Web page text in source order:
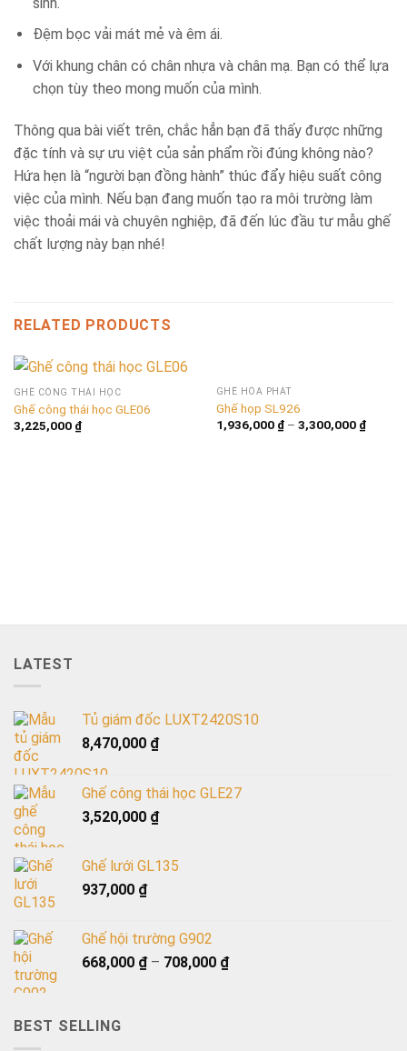
Đệm bọc vải mát mẻ và êm ái.
Với khung chân có chân nhựa và chân mạ. Bạn có thể lựa
chọn tùy theo mong muốn của mình.
Thông qua bài viết trên, chắc hẳn bạn đã thấy được những
đặc tính và sự ưu việt của sản phẩm rồi đúng không nào?
Hứa hẹn là “người bạn đồng hành” thúc đẩy hiệu suất công
việc của mình. Nếu bạn đang muốn tạo ra môi trường làm
việc thoải mái và chuyên nghiệp, đã đến lúc đầu tư mẫu ghế
chất lượng này bạn nhé!
RELATED PRODUCTS
GHẾ CÔNG THÁI HỌC
Ghế công thái học GLE06
3,225,000 ₫
GHẾ HÒA PHÁT
Ghế họp SL926
1,936,000 ₫– 3,300,000 ₫
LATEST
Tủ giám đốc LUXT2420S10
8,470,000 ₫
Ghế công thái học GLE27
3,520,000 ₫
Ghế lưới GL135
937,000 ₫
Ghế hội trường G902
668,000 ₫– 708,000 ₫
BEST SELLING